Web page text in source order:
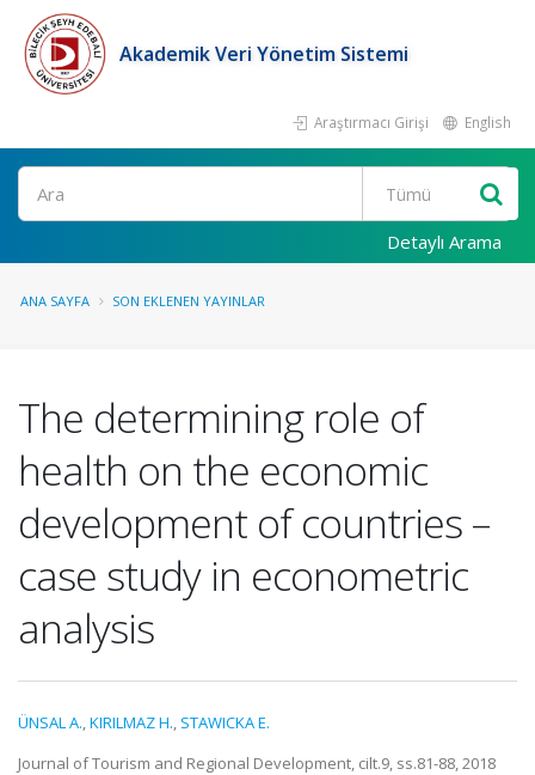
Akademik Veri Yönetim Sistemi
Araştırmacı Girişi English
Ara
Detaylı Arama
ANA SAYFA SON EKLENEN YAYINLAR
The determining role of
health on the economic
development of countries –
case study in econometric
analysis
ÜNSAL A.,KIRILMAZ H., STAWICKA E.
Journal of Tourism and Regional Development, cilt.9, ss.81-88, 2018